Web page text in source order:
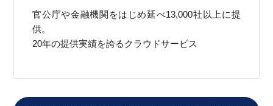
官公庁や金融機関をはじめ延べ13,000社以上に提
供。
20年の提供実績を誇るクラウドサービス